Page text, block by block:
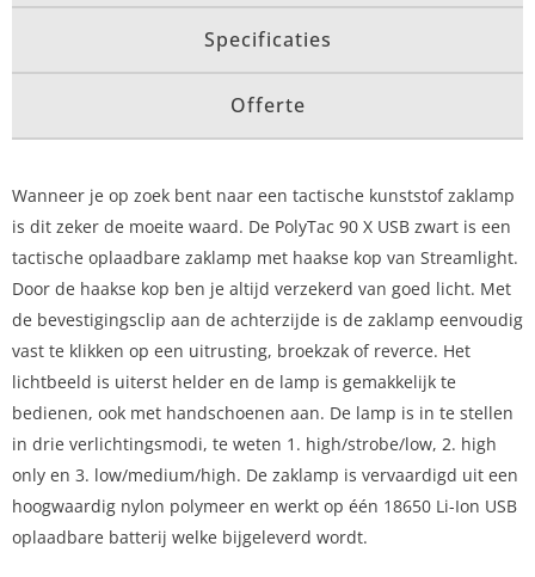
Specificaties
Offerte
Wanneer je op zoek bent naar een tactische kunststof zaklamp
is dit zeker de moeite waard. De PolyTac 90 X USB zwart is een
tactische oplaadbare zaklamp met haakse kop van Streamlight.
Door de haakse kop ben je altijd verzekerd van goed licht. Met
de bevestigingsclip aan de achterzijde is de zaklamp eenvoudig
vast te klikken op een uitrusting, broekzak of reverce. Het
lichtbeeld is uiterst helder en de lamp is gemakkelijk te
bedienen, ook met handschoenen aan. De lamp is in te stellen
in drie verlichtingsmodi, te weten 1. high/strobe/low, 2. high
only en 3. low/medium/high. De zaklamp is vervaardigd uit een
hoogwaardig nylon polymeer en werkt op één 18650 Li-Ion USB
oplaadbare batterij welke bijgeleverd wordt.